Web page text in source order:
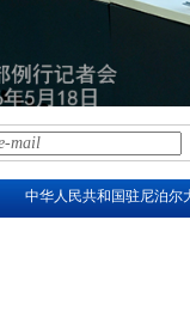
中华人民共和国驻尼泊尔